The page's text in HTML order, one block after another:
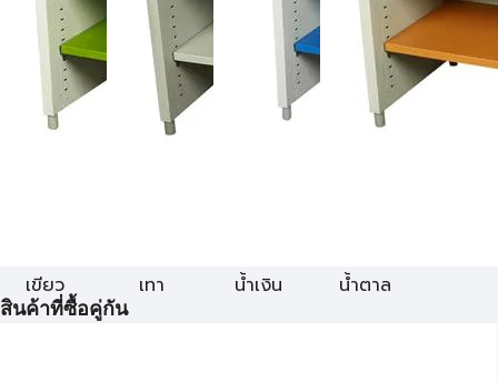
เขียว เทา น้ำเงิน น้ำตาล
สินค้าที่ซื้อคู่กัน